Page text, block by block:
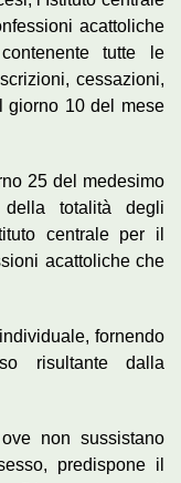
acattoliche
tutte le
cessazioni,
giorno 10 del mese
25 del medesimo
totalità degli
centrale per il
acattoliche che
fornendo
risultante dalla
ove non sussistano
predispone il